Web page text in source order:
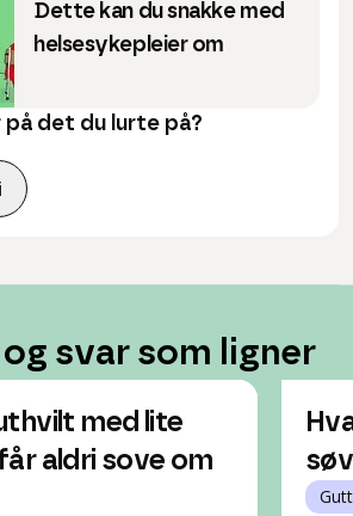
Dette kan du snakke med
helsesykepleier om
på det du lurte på?
svar som ligner
med lite
aldri sove om